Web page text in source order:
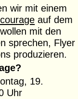
wir mit einem
auf dem
mit den
sprechen, Flyer
produzieren.
19.
Uhr